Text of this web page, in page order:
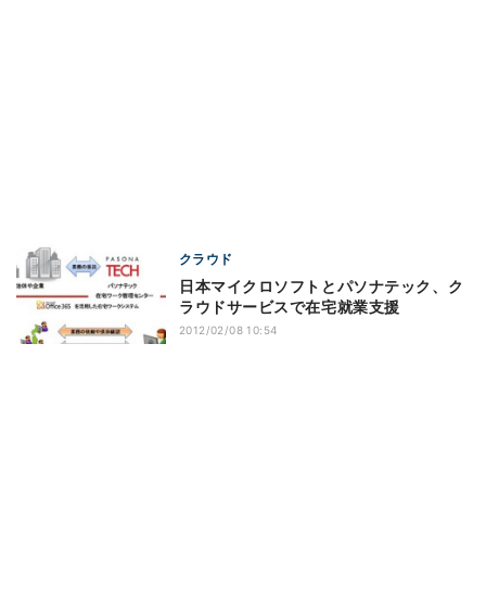
クラウド
日本マイクロソフトとパソナテック、ク
ラウドサービスで在宅就業支援
2012/02/08 10:54